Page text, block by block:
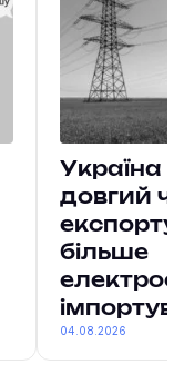
Україна
довгий
більше
04.08.2026